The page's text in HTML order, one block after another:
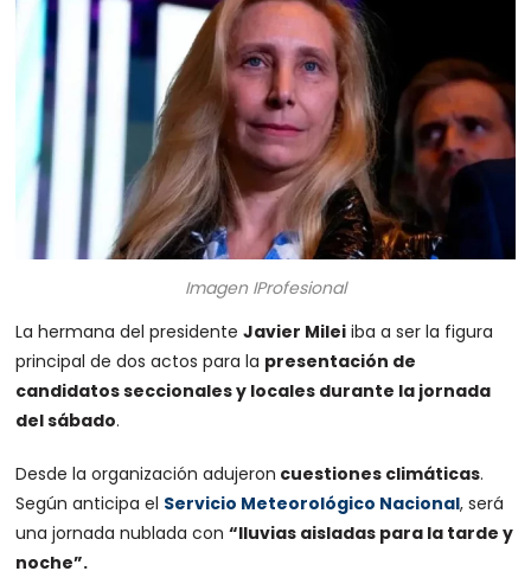
Imagen IProfesional
La hermana del presidenteJavier Milei iba a ser la figura
principal de dos actos para la presentación de
candidatos seccionales y locales durante la jornada
del sábado.
Desde la organización adujeron cuestiones climáticas.
Según anticipa el Servicio Meteorológico Nacional, será
una jornada nublada con“lluvias aisladas para la tarde y
noche”.